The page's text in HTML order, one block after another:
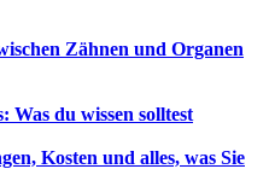
Zähnen und Organen
Was du wissen solltest
Kosten und alles, was Sie